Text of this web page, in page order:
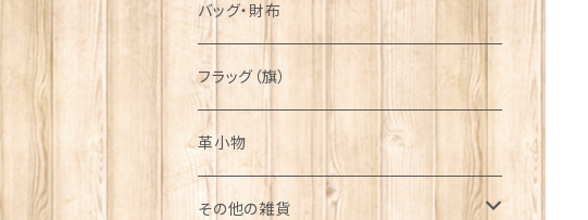
バッグ・財布
フラッグ（旗）
革小物
その他の雑貨